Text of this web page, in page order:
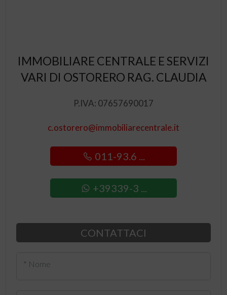
IMMOBILIARE CENTRALE E SERVIZI
VARI DI OSTORERO RAG. CLAUDIA
P.IVA: 07657690017
c.ostorero@immobiliarecentrale.it
011-93.6 ...
+39339-3 ...
CONTATTACI
* Nome